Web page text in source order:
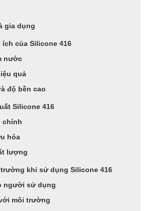
gia dụng
của Silicone 416
nước
quả
độ bền cao
Silicone 416
chính
hóa
lượng
khi sử dụng Silicone 416
người sử dụng
môi trường